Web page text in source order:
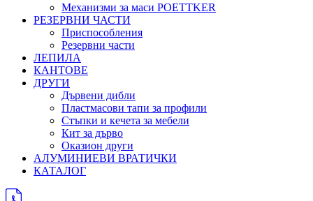
Механизми за маси POETTKER
РЕЗЕРВНИ ЧАСТИ
Приспособления
Резервни части
ЛЕПИЛА
КАНТОВЕ
ДРУГИ
Дървени дибли
Пластмасови тапи за профили
Стъпки и кечета за мебели
Кит за дърво
Оказион други
АЛУМИНИЕВИ ВРАТИЧКИ
КАТАЛОГ